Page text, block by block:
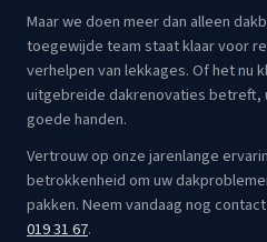
Maar we doen meer dan alleen
toegewijde team staat klaar voor
verhelpen van lekkages. Of het nu
uitgebreide dakrenovaties betreft,
goede handen.
Vertrouw op onze jarenlange
betrokkenheid om uw
pakken. Neem vandaag nog
019 31 67.